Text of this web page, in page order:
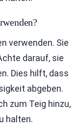
verwenden. Sie
darauf, sie
Dies hilft, dass
abgeben.
zum Teig hinzu,
halten.